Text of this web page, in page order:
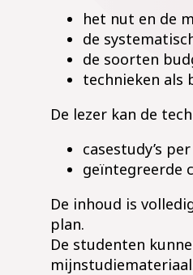
het nut en de
de
de soorten
technieken als
De lezer kan de
casestudy’s
geïntegreerde
De inhoud is
plan.
De studenten